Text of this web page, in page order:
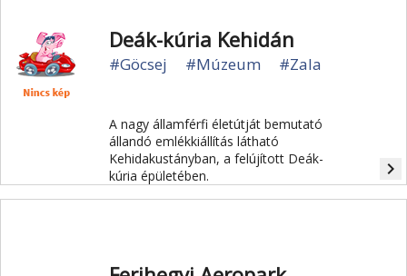
Deák-kúria Kehidán
#Göcsej #Múzeum #Zala
A nagy államférfi életútját bemutató
állandó emlékkiállítás látható
Kehidakustányban, a felújított Deák-
kúria épületében.
navigate_next